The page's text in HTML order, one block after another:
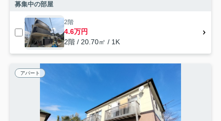
募集中の部屋
2階
4.6万円
2階 / 20.70㎡ / 1K
アパート